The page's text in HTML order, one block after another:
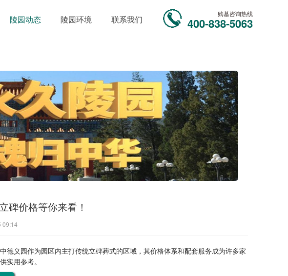
陵园动态 陵园环境 联系我们
购墓咨询热线
400-838-5063
碑价格等你来看！
09:14
义园作为园区内主打传统立碑葬式的区域，其价格体系和配套服务成为许多家
实用参考。